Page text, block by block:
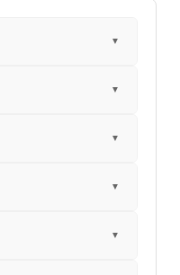
▼
▼
▼
▼
▼